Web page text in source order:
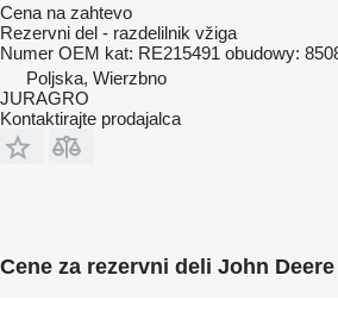
Cena na zahtevo
Rezervni del - razdelilnik vžiga
Numer OEM kat: RE215491 obudowy:
Poljska, Wierzbno
JURAGRO
Kontaktirajte prodajalca
Cene za rezervni deli John Deere